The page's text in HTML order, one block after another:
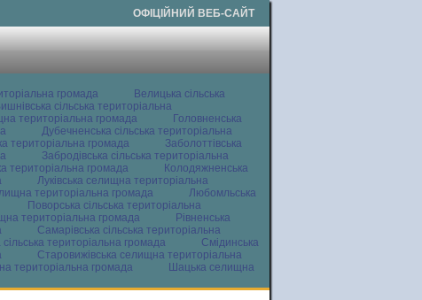
ОФІЦІЙНИЙ ВЕБ-САЙТ
громада
Велицька сільська
сільська територіальна
територіальна громада
Головненська
Дубечненська сільська територіальна
територіальна громада
Заболоттівська
Забродівська сільська територіальна
територіальна громада
Колодяжненська
Луківська селищна територіальна
територіальна громада
Любомльська
Поворська сільська територіальна
територіальна громада
Рівненська
Самарівська сільська територіальна
сільська територіальна громада
Смідинська
Старовижівська селищна територіальна
територіальна громада
Шацька селищна